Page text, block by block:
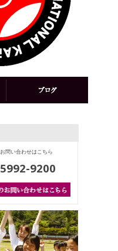
問い合わせはこちら
9200